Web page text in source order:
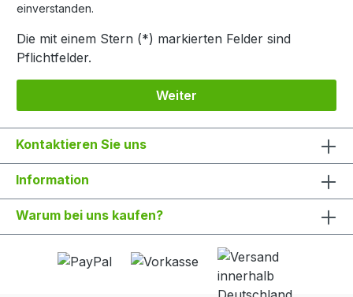
einverstanden.
Die mit einem Stern (*) markierten Felder sind
Pflichtfelder.
Weiter
Kontaktieren Sie uns
Information
Warum bei uns kaufen?